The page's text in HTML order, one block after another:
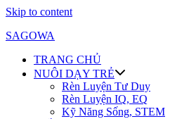
Skip to content
SAGOWA
TRANG CHỦ
NUÔI DẠY TRẺ
Rèn Luyện Tư Duy
Rèn Luyện IQ, EQ
Kỹ Năng Sống, STEM